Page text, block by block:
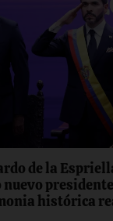
de la
nuevo
histórica